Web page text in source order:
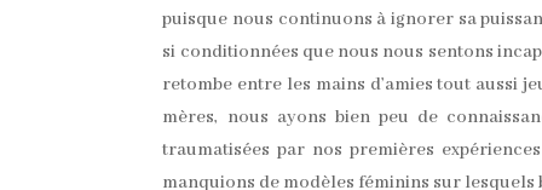
puisque nous continuons à ignorer sa
si conditionnées que nous nous sentons
retombe entre les mains d’amies tout aussi
mères, nous ayons bien peu de
traumatisées par nos premières
manquions de modèles féminins sur